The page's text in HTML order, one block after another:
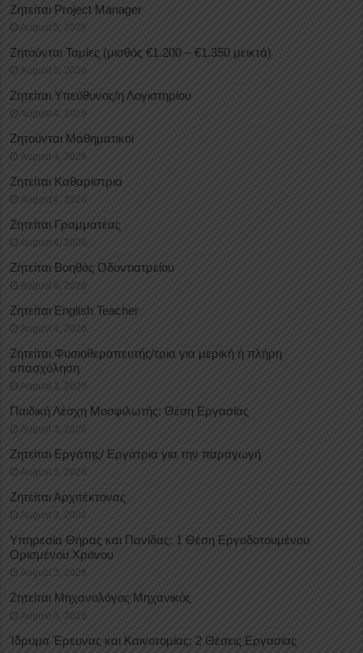
Ζητείται Project Manager
August 5, 2026
Ζητούνται Ταμίες (μισθός €1.200 – €1.350 μεικτά)
August 5, 2026
Ζητείται Υπεύθυνος/η Λογιστηρίου
August 4, 2026
Ζητούνται Μαθηματικοί
August 4, 2026
Ζητείται Καθαρίστρια
August 4, 2026
Ζητείται Γραμματέας
August 4, 2026
Ζητείται Βοηθός Οδοντιατρείου
August 4, 2026
Ζητείται English Teacher
August 4, 2026
Ζητείται Φυσιοθεραπευτής/τρια για μερική ή πλήρη
απασχόληση
August 3, 2026
Παιδική Λέσχη Μοσφιλωτής: Θέση Εργασίας
August 3, 2026
Ζητείται Εργάτης/ Εργάτρια για την παραγωγή
August 3, 2026
Ζητείται Αρχιτέκτονας
August 3, 2026
Υπηρεσία Θήρας και Πανίδας: 1 Θέση Eργοδοτουμένου
Oρισμένου Xρόνου
August 3, 2026
Ζητείται Μηχανολόγος Μηχανικός
August 3, 2026
Ίδρυμα Έρευνας και Καινοτομίας: 2 Θέσεις Εργασίας